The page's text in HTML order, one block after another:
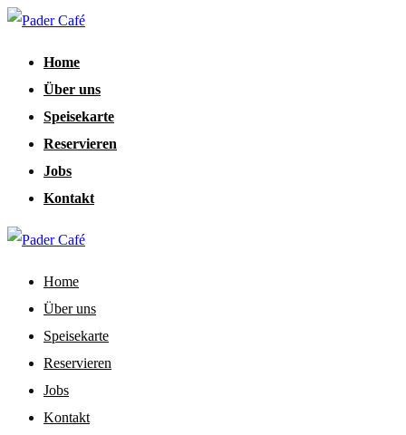
Home
Über uns
Speisekarte
Reservieren
Jobs
Kontakt
Home
Über uns
Speisekarte
Reservieren
Jobs
Kontakt